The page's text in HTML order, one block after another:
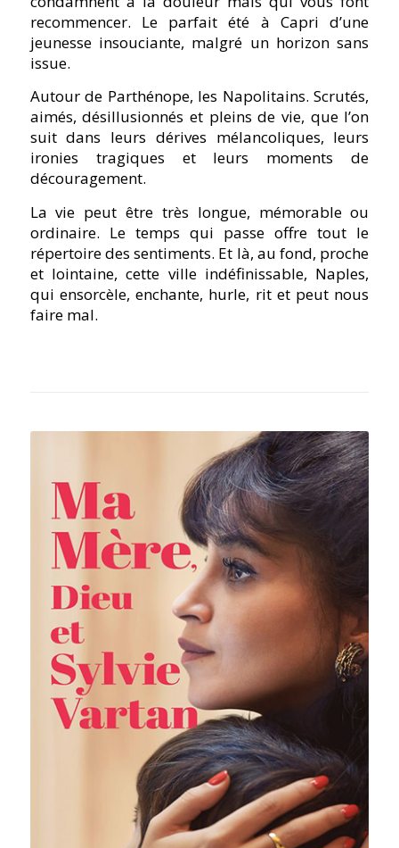
recommencer. Le parfait été à Capri d’une
jeunesse insouciante, malgré un horizon sans
issue.
Autour de Parthénope, les Napolitains. Scrutés,
aimés, désillusionnés et pleins de vie, que l’on
suit dans leurs dérives mélancoliques, leurs
ironies tragiques et leurs moments de
découragement.
La vie peut être très longue, mémorable ou
ordinaire. Le temps qui passe offre tout le
répertoire des sentiments. Et là, au fond, proche
et lointaine, cette ville indéfinissable, Naples,
qui ensorcèle, enchante, hurle, rit et peut nous
faire mal.